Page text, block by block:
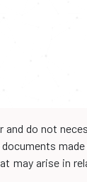
and do not
made
may arise in